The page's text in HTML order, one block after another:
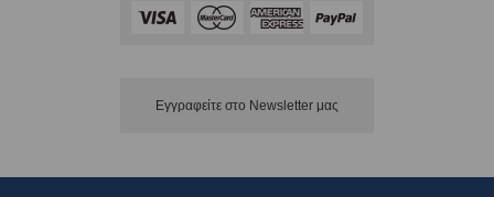
Εγγραφείτε στο Νewsletter μας